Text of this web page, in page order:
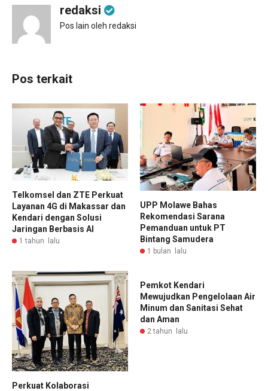
redaksi
Pos lain oleh redaksi
Pos terkait
Telkomsel dan ZTE Perkuat
Layanan 4G di Makassar dan
Kendari dengan Solusi
Jaringan Berbasis AI
1 tahun lalu
UPP Molawe Bahas
Rekomendasi Sarana
Pemanduan untuk PT
Bintang Samudera
1 bulan lalu
Perkuat Kolaborasi
Pemkot Kendari
Mewujudkan Pengelolaan Air
Minum dan Sanitasi Sehat
dan Aman
2 tahun lalu